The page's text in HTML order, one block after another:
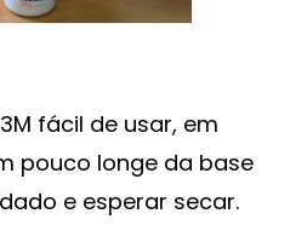
fácil de usar, em
pouco longe da base
e esperar secar.